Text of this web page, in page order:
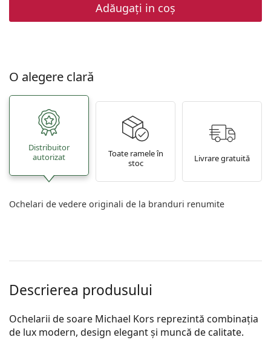
Adăugați in coș
O alegere clară
Distribuitor
autorizat
Toate ramele în
stoc
Livrare gratuită
Ochelari de vedere originali de la branduri renumite
Descrierea produsului
Ochelarii de soare Michael Kors reprezintă combinația
de lux modern, design elegant și muncă de calitate.